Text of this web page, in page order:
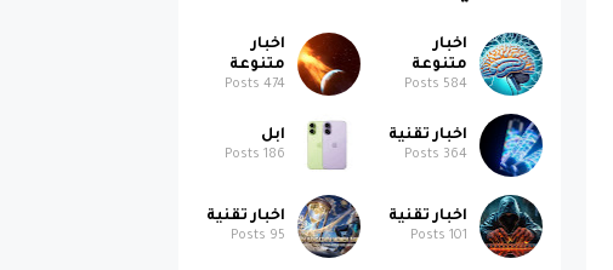
اخبار
متنوعة
584
اخبار
متنوعة
474
اخبار تقنية
364
ابل
186
اخبار تقنية
101
اخبار تقنية
95